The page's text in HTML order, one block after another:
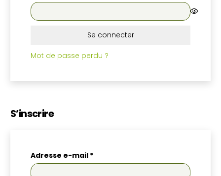
Se connecter
Mot de passe perdu ?
S’inscrire
Adresse e-mail *Obligatoire